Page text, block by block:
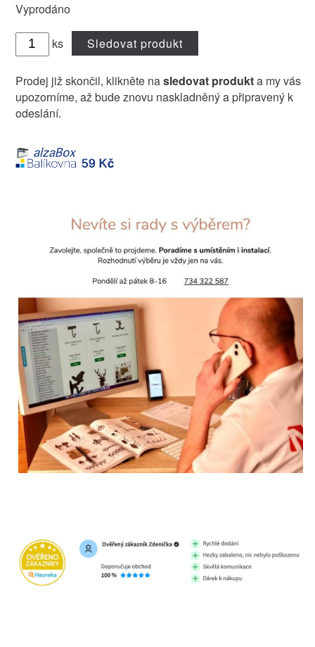
Vyprodáno
ks Sledovat produkt
Prodej již skončil, klikněte nasledovat produkta my vás
upozorníme, až bude znovu naskladněný a připravený k
odeslání.